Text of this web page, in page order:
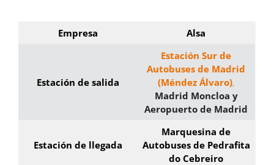
Empresa Alsa
Estación de salida
Estación Sur de
Autobuses de Madrid
(Méndez Álvaro),
Madrid Moncloa y
Aeropuerto de Madrid
Estación de llegada
Marquesina de
Autobuses de Pedrafita
do Cebreiro